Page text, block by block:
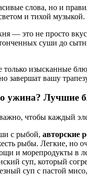
слова, но и
и тихой
— это не просто
суши до
только изысканные
завершат вашу
ужина? Лучшие
чтобы каждый
с рыбой, авторские
рыбы. Легкие, но
и морепродукты в
суп, который
суп с пастой мисо,